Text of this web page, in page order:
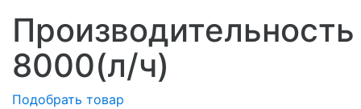
Производительность
8000(л/ч)
Подобрать товар